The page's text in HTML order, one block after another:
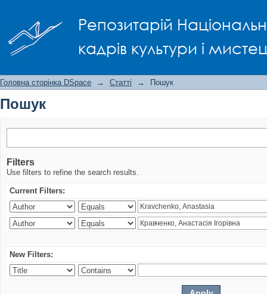
Репозитарій
кадрів культури і
Головна сторінка DSpace → Статті → Пошук
Пошук
Filters
Use filters to refine the search results.
Current Filters:
New Filters: